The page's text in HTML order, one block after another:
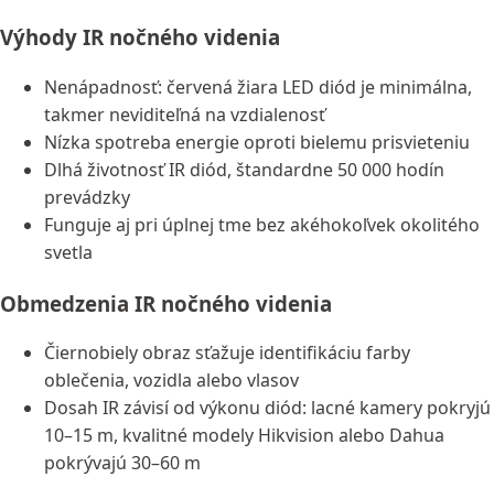
Výhody IR nočného videnia
Nenápadnosť: červená žiara LED diód je minimálna,
takmer neviditeľná na vzdialenosť
Nízka spotreba energie oproti bielemu prisvieteniu
Dlhá životnosť IR diód, štandardne 50 000 hodín
prevádzky
Funguje aj pri úplnej tme bez akéhokoľvek okolitého
svetla
Obmedzenia IR nočného videnia
Čiernobiely obraz sťažuje identifikáciu farby
oblečenia, vozidla alebo vlasov
Dosah IR závisí od výkonu diód: lacné kamery pokryjú
10–15 m, kvalitné modely Hikvision alebo Dahua
pokrývajú 30–60 m